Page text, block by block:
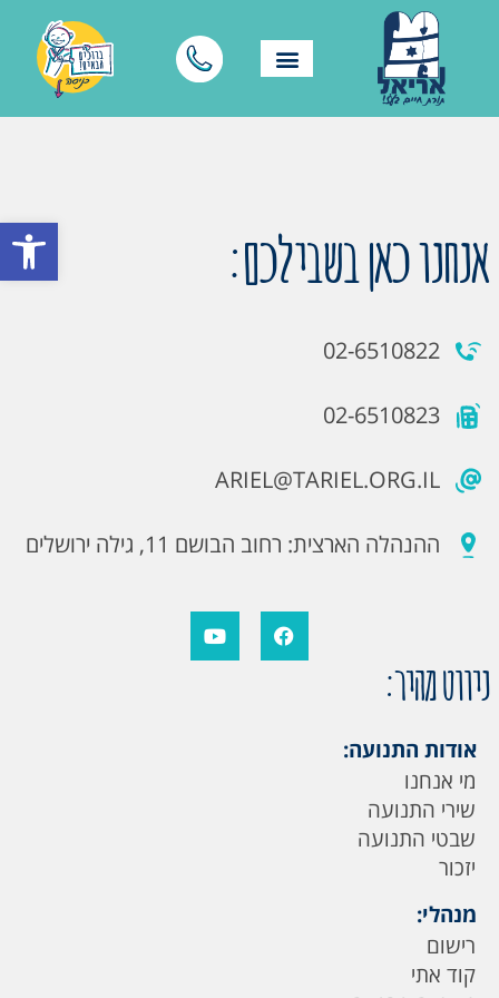
פתח אנחנו כאן בשבילכם:
02-6510822
02-6510823
ARIEL@TARIEL.ORG.IL
ההנהלה הארצית: רחוב הבושם 11, גילה ירושלים
ניווט מהיר:
אודות התנועה:
מי אנחנו
שירי התנועה
שבטי התנועה
יזכור
מנהלי:
רישום
קוד אתי